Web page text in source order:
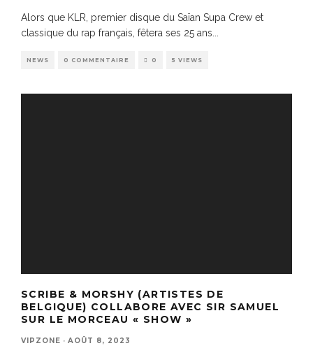
Alors que KLR, premier disque du Saïan Supa Crew et
classique du rap français, fêtera ses 25 ans
NEWS 0 COMMENTAIRE 0 5 VIEWS
SCRIBE & MORSHY (ARTISTES DE
BELGIQUE) COLLABORE AVEC SIR SAMUEL
SUR LE MORCEAU « SHOW »
VIPZONE · AOÛT 8, 2023